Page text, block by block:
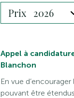
Appel à
Blanchon
En vue
pouvant être